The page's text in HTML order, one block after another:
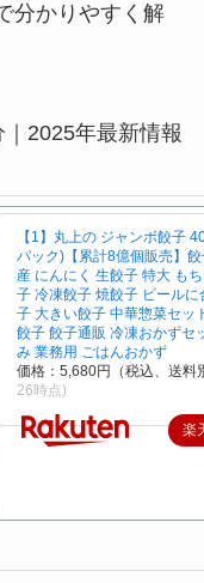
分かりやすく解
2025年最新情報
【1】丸上の ジャンボ餃子
パック)【累計8億個販売】
産 にんにく 生餃子 特大 も
子 冷凍餃子 焼餃子 ビールに
子 大きい餃子 中華惣菜セッ
餃子 餃子通販 冷凍おかずセ
み 業務用 ごはんおかず
価格：5,680円（税込、送料
26時点)
楽